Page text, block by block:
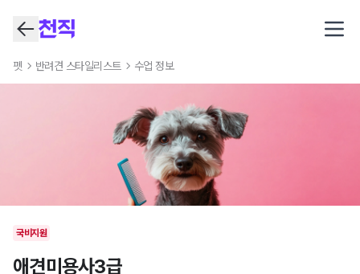
펫 반려견 스타일리스트 수업 정보
국비지원
애견미용사3급